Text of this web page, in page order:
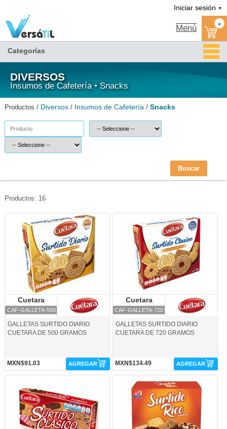
Iniciar sesión ▼
Menú +
Categorías
DIVERSOS
Insumos de Cafetería • Snacks
Productos / Diversos / Insumos de Cafetería / Snacks
Buscar
Productos: 16
CAF-GALLETA-500-Cuetara
Cuetara
CAF-GALLETA-500
Cuetara
GALLETAS SURTIDO DIARIO
CUETARA DE 500 GRAMOS
MXN$91.03 AGREGAR
CAF-GALLETA-720-Cuetara
Cuetara
CAF-GALLETA-720
Cuetara
GALLETAS SURTIDO DIARIO
CUETARA DE 720 GRAMOS
MXN$134.49 AGREGAR
CAF-GALLETA-SR-Gamesa